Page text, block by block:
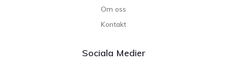
Om oss
Kontakt
Sociala Medier